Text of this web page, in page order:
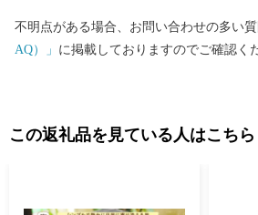
不明点がある場合、お問い合わせの多い
AQ）」 に掲載しておりますのでご確認く
この返礼品を見ている人はこち